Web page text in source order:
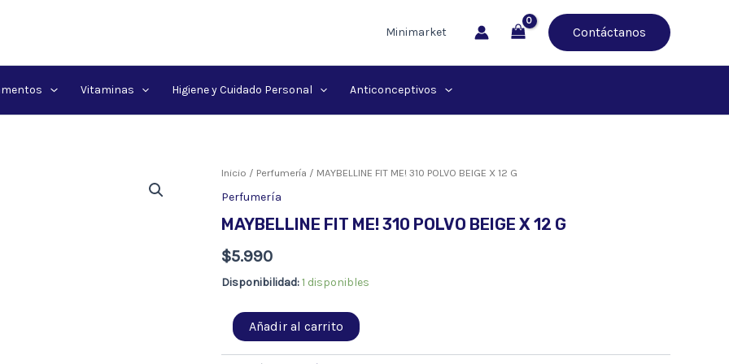
Minimarket Contáctanos
Vitaminas Higiene y Cuidado Personal Anticonceptivos
Inicio / Perfumería / MAYBELLINE FIT ME! 310 POLVO BEIGE X 12 G
Perfumería
MAYBELLINE FIT ME! 310 POLVO BEIGE X 12 G
$5.990
Disponibilidad:1 disponibles
MAYBELLINE
FIT
ME!
Añadir al carrito